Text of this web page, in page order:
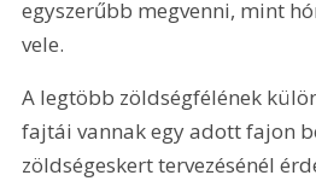
egyszerűbb megvenni, mint
vele.
A legtöbb zöldségfélének
fajtái vannak egy adott fajon
zöldségeskert tervezésénél